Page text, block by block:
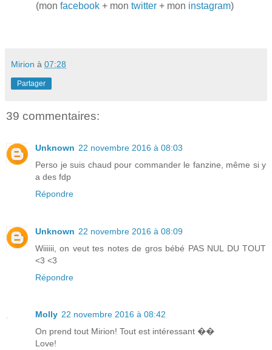
(mon facebook + mon twitter + mon instagram)
Mirion à 07:28
Partager
39 commentaires:
Unknown 22 novembre 2016 à 08:03
Perso je suis chaud pour commander le fanzine, même si y
a des fdp
Répondre
Unknown 22 novembre 2016 à 08:09
Wiiiiii, on veut tes notes de gros bébé PAS NUL DU TOUT
<3 <3
Répondre
Molly 22 novembre 2016 à 08:42
On prend tout Mirion! Tout est intéressant ��
Love!